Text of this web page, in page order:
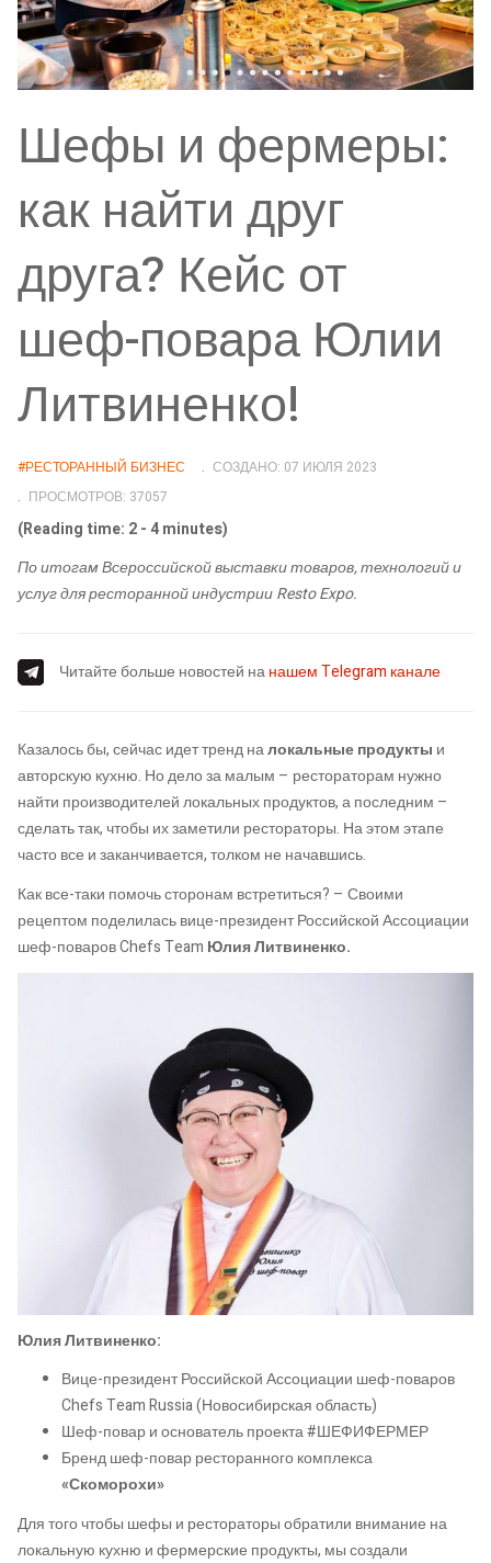
Шефы и фермеры:
как найти друг
друга? Кейс от
шеф-повара Юлии
Литвиненко!
#РЕСТОРАННЫЙ БИЗНЕС
СОЗДАНО: 07 ИЮЛЯ 2023
ПРОСМОТРОВ: 37057
(Reading time: 2 - 4 minutes)
По итогам Всероссийской выставки товаров, технологий и
услуг для ресторанной индустрии Resto Expo.
Читайте больше новостей нанашем Telegram канале
Казалось бы, сейчас идет тренд налокальные продукты и
авторскую кухню. Но дело за малым – рестораторам нужно
найти производителей локальных продуктов, а последним –
сделать так, чтобы их заметили рестораторы. На этом этапе
часто все и заканчивается, толком не начавшись.
Как все-таки помочь сторонам встретиться? – Своими
рецептом поделилась вице-президент Российской Ассоциации
шеф-поваров Chefs Team Юлия Литвиненко.
Юлия Литвиненко:
Вице-президент Российской Ассоциации шеф-поваров
Chefs Team Russia (Новосибирская область)
Шеф-повар и основатель проекта #ШЕФИФЕРМЕР
Бренд шеф-повар ресторанного комплекса
«Скоморохи»
Для того чтобы шефы и рестораторы обратили внимание на
локальную кухню и фермерские продукты, мы создали